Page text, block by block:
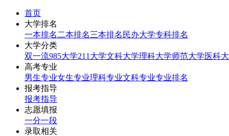
首页
大学排名
一本排名 二本排名三本排名 民办大学专科排名
大学分类
双一流985大学211大学文科大学理科大学师范大学医科
高考专业
男生专业女生专业理科专业文科专业专业排名
报考指导
报考指导
志愿填报
一分一段
录取相关